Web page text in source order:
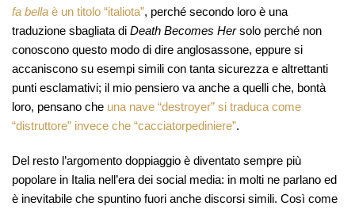
fa bella è un titolo “italiota”, perché secondo loro è una
traduzione sbagliata di Death Becomes Hersolo perché non
conoscono questo modo di dire anglosassone, eppure si
accaniscono su esempi simili con tanta sicurezza e altrettanti
punti esclamativi; il mio pensiero va anche a quelli che, bontà
loro, pensano che una nave “destroyer” si traduca come
“distruttore” invece che “cacciatorpediniere”.
Del resto l’argomento doppiaggio è diventato sempre più
popolare in Italia nell’era dei social media: in molti ne parlano ed
è inevitabile che spuntino fuori anche discorsi simili. Così come